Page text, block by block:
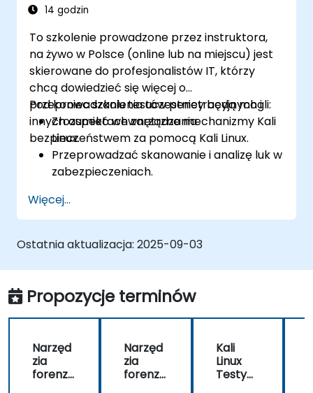
14 godzin
To szkolenie prowadzone przez instruktora,
na żywo w Polsce (online lub na miejscu) jest
skierowane do profesjonalistów IT, którzy
chcą dowiedzieć się więcej o
przeprowadzaniu testów penetracyjnych i
innych aspektach zarządzania
bezpieczeństwem za pomocą Kali Linux.
Pod koniec szkolenia uczestnicy będą mogli:
Zrozumieć wewnętrzne mechanizmy Kali
Linux.
Przeprowadzać skanowanie i analizę luk w
zabezpieczeniach.
strukturą katalogów.
Pracować z poleceniami i skrótami w
stylu hakera.
Więcej...
Ostatnia aktualizacja: 2025-09-03
Propozycje terminów
Narzęd
zia
forenzyj
Narzęd
zia
forenzyj
Kali
Linux
Testy